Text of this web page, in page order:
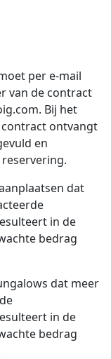
per e-mail
van de contract
. Bij het
contract ontvangt
en
dat
in de
bedrag
dat meer
in de
bedrag